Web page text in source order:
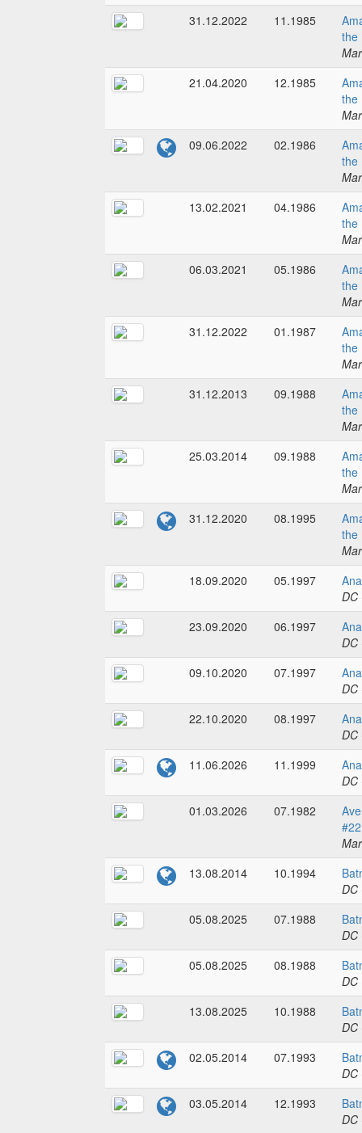
31.12.2022
11.1985
the
21.04.2020
12.1985
the
09.06.2022
02.1986
the
13.02.2021
04.1986
the
06.03.2021
05.1986
the
31.12.2022
01.1987
the
31.12.2013
09.1988
the
25.03.2014
09.1988
the
31.12.2020
08.1995
the
18.09.2020
05.1997
DC
23.09.2020
06.1997
DC
09.10.2020
07.1997
DC
22.10.2020
08.1997
DC
11.06.2026
11.1999
DC
01.03.2026
07.1982
13.08.2014
10.1994
DC
05.08.2025
07.1988
DC
05.08.2025
08.1988
DC
13.08.2025
10.1988
DC
02.05.2014
07.1993
DC
03.05.2014
12.1993
DC